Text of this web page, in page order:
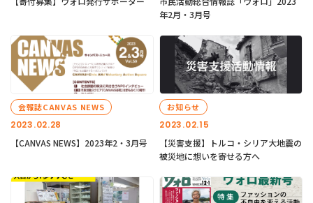
年2月・3月号
2023.02.28
会報誌CANVAS NEWS
【CANVAS NEWS】2023年2・3月号
2023.02.15
お知らせ
【災害支援】トルコ・シリア大地震の
被災地に想いを寄せる方へ